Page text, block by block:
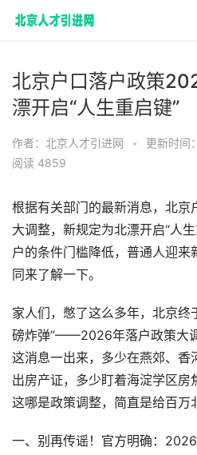
北京户口落户政策
漂开启“人生重启键”
作者：北京人才引进网 • 更新时间
阅读 4859
根据有关部门的最新消息，北
大调整，新规定为北漂开启“人
户的条件门槛降低，普通人迎
同来了解一下。
家人们，憋了这么多年，北京终
磅炸弹”——2026年落户政策大
这消息一出来，多少在燕郊、香
出房产证，多少盯着海淀学区房
这哪是政策调整，简直是给百万
一、别再传谣！官方明确：